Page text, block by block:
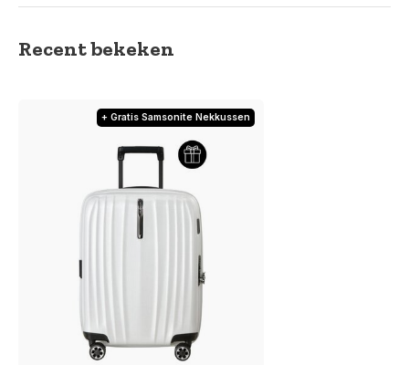
Recent bekeken
+ Gratis Samsonite Nekkussen